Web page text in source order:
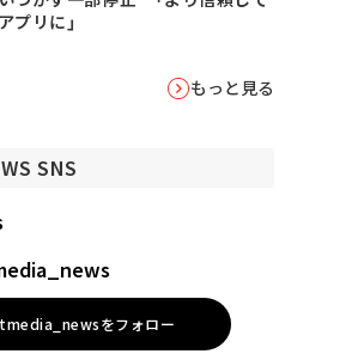
プリに」
もっと見る
SNS
をフォロー